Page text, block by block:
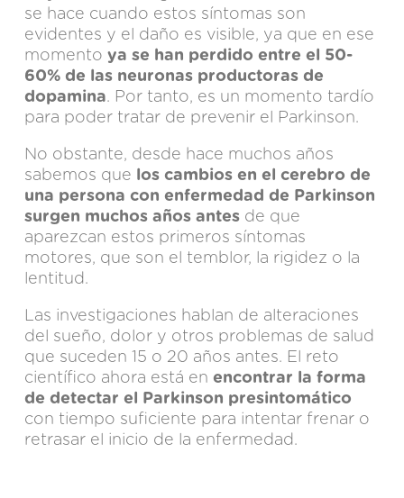
se hace cuando estos síntomas son
evidentes y el daño es visible, ya que en ese
momento ya se han perdido entre el 50-
60% de las neuronas productoras de
dopamina. Por tanto, es un momento tardío
para poder tratar de prevenir el Parkinson.
No obstante, desde hace muchos años
sabemos que los cambios en el cerebro de
una persona con enfermedad de Parkinson
surgen muchos años antes de que
aparezcan estos primeros síntomas
motores, que son el temblor, la rigidez o la
lentitud.
Las investigaciones hablan de alteraciones
del sueño, dolor y otros problemas de salud
que suceden 15 o 20 años antes. El reto
científico ahora está en encontrar la forma
de detectar el Parkinson presintomático
con tiempo suficiente para intentar frenar o
retrasar el inicio de la enfermedad.